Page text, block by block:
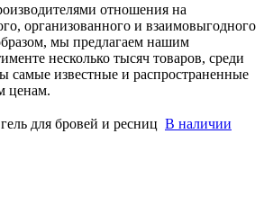
отношения на
организованного и взаимовыгодного
мы предлагаем нашим
несколько тысяч товаров, среди
самые известные и распространенные
ценам.
для бровей и ресниц В наличии